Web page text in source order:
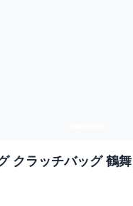
クラッチバッグ 鶴